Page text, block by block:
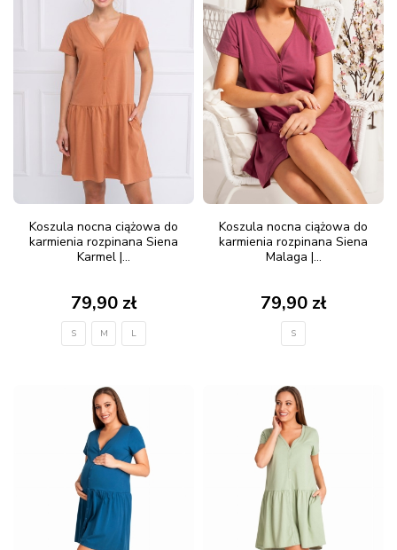
Koszula nocna ciążowa do
karmienia rozpinana Siena
Karmel |...
79,90 zł
S M L
Koszula nocna ciążowa do
karmienia rozpinana Siena
Malaga |...
79,90 zł
S